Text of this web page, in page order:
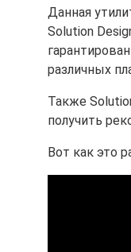
Данная
Solution
различных
Также
получить
Вот как это